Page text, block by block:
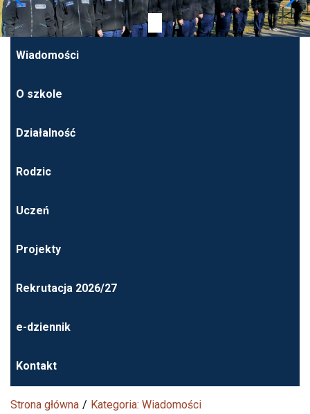
Wiadomości
O szkole
Działalność
Rodzic
Uczeń
Projekty
Rekrutacja 2026/27
e-dziennik
Kontakt
Strona główna
Kategoria: Wiadomości